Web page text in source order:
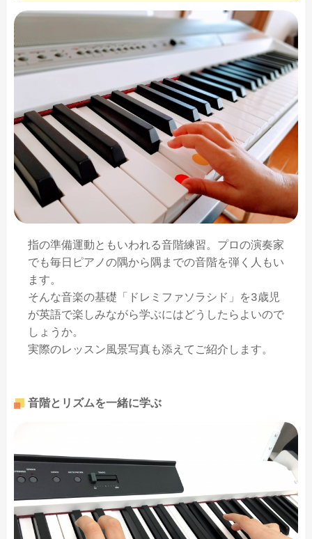
指の準備運動ともいわれる音階練習。プロの演奏家
でも毎日ピアノの隅から隅までの音階を弾く人もい
ます。
そんな音楽の基礎「ドレミファソラシド」を3歳児
が英語で楽しみながら学ぶにはどうしたらよいので
しょうか。
実際のレッスン風景写真も添えてご紹介します。
音階とリズムを一緒に学ぶ